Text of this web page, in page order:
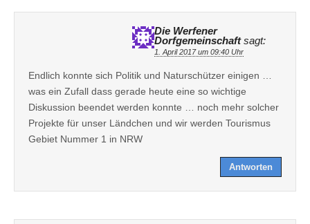
Die Werfener
Dorfgemeinschaft sagt:
1. April 2017 um 09:40 Uhr
Endlich konnte sich Politik und Naturschützer einigen …
was ein Zufall dass gerade heute eine so wichtige
Diskussion beendet werden konnte … noch mehr solcher
Projekte für unser Ländchen und wir werden Tourismus
Gebiet Nummer 1 in NRW
Antworten